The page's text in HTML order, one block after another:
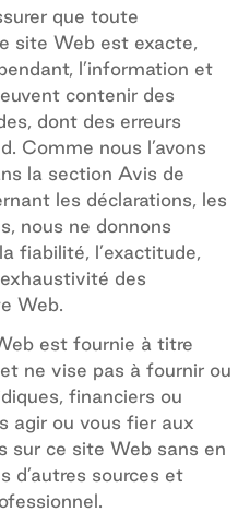
que toute
site Web est exacte,
l’information et
contenir des
dont des erreurs
Comme nous l’avons
la section Avis de
les déclarations, les
, nous ne donnons
fiabilité, l’exactitude,
des
Web.
est fournie à titre
ne vise pas à fournir ou
financiers ou
agir ou vous fier aux
sur ce site Web sans en
d’autres sources et